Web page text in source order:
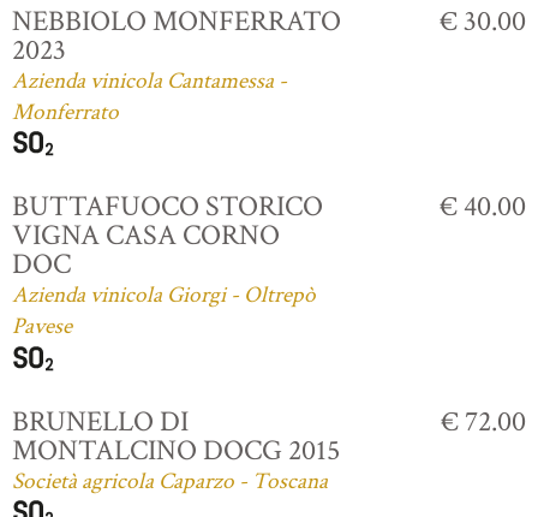
NEBBIOLO MONFERRATO
2023
Azienda vinicola Cantamessa -
Monferrato
€ 30.00
BUTTAFUOCO STORICO
VIGNA CASA CORNO
DOC
Azienda vinicola Giorgi - Oltrepò
Pavese
€ 40.00
BRUNELLO DI
MONTALCINO DOCG 2015
Società agricola Caparzo - Toscana
€ 72.00